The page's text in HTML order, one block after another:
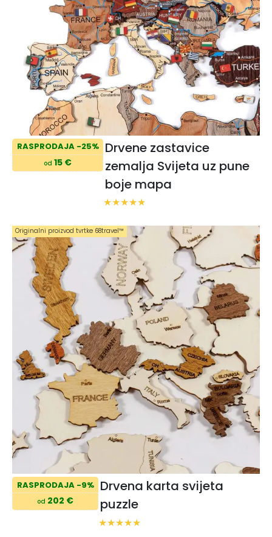
RASPRODAJA -25%
od 15 €
Drvene zastavice
zemalja Svijeta uz pune
boje mapa
RASPRODAJA -9%
od 202 €
Drvena karta svijeta
puzzle
Originalni proizvod tvrtke 68travel™️